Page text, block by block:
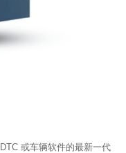
或车辆软件的最新一代